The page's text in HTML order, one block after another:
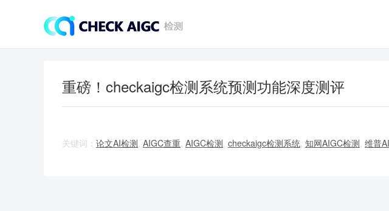
重磅！checkaigc检测系统预测功能深度测评
关键词： 论文AI检测, AIGC查重, AIGC检测, checkaigc检测系统, 知网AIGC检测, 维普